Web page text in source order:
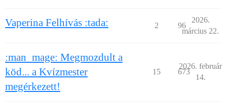
Vaperina Felhívás :tada: 2 96
2026.
március 22.
:man_mage: Megmozdult a
köd... a Kvízmester
megérkezett!
15 673
2026. február
14.